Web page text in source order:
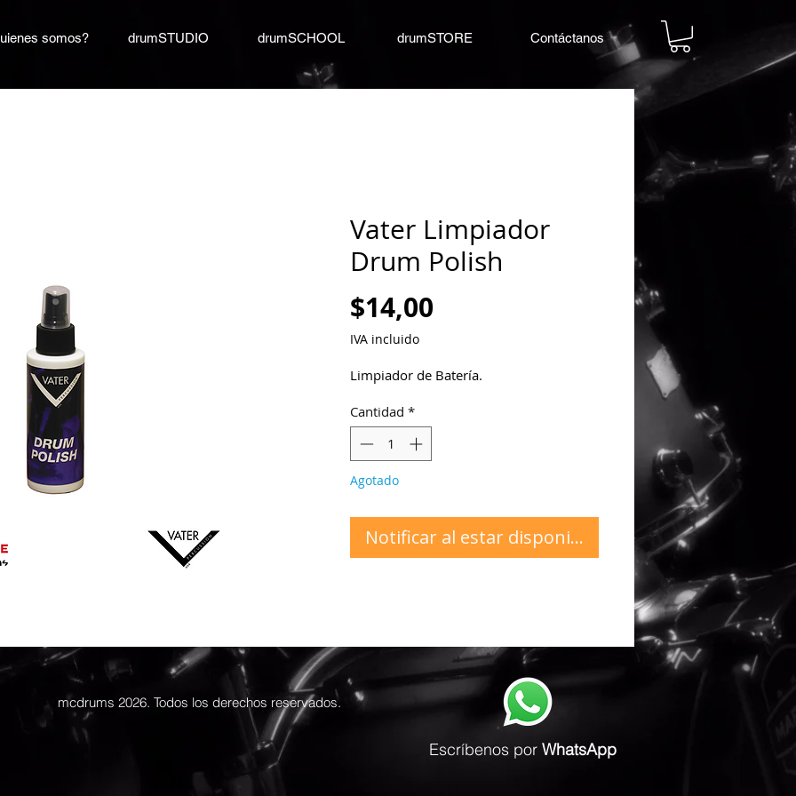
somos? drumSTUDIO drumSCHOOL drumSTORE Contáctanos
Vater Limpiador
Drum Polish
$14,00
IVA incluido
Limpiador de Batería.
Cantidad *
Agotado
Notificar al estar disponible
mcdrums 2026. Todos los derechos reservados.
Escríbenos por WhatsApp